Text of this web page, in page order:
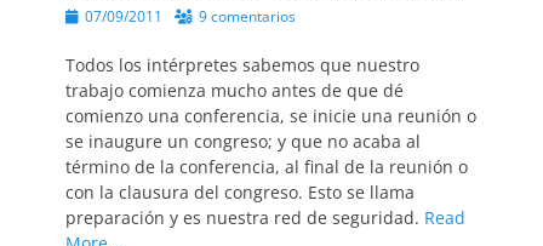
Publicado
07/09/2011 9 comentarios
Todos los intérpretes sabemos que nuestro
trabajo comienza mucho antes de que dé
comienzo una conferencia, se inicie una reunión o
se inaugure un congreso; y que no acaba al
término de la conferencia, al final de la reunión o
con la clausura del congreso. Esto se llama
preparación y es nuestra red de seguridad. Read